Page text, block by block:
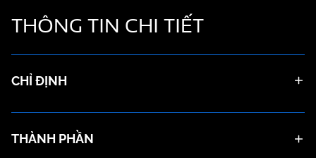
THÔNG TIN CHI TIẾT
CHỈ ĐỊNH
THÀNH PHẦN